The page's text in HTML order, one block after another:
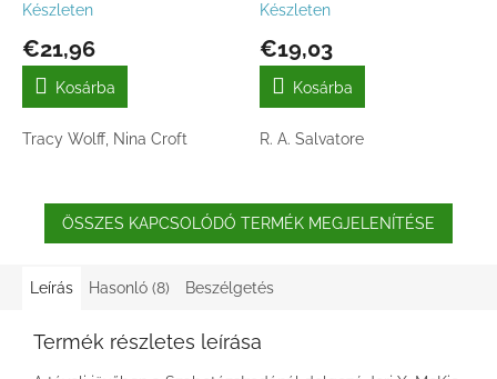
Készleten
€21,96
Kosárba
Tracy Wolff, Nina Croft
Készleten
€19,03
Kosárba
R. A. Salvatore
ÖSSZES KAPCSOLÓDÓ TERMÉK MEGJELENÍTÉSE
Leírás Hasonló (8) Beszélgetés
Termék részletes leírása